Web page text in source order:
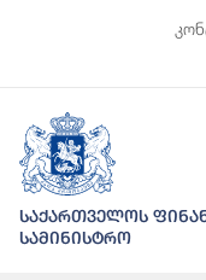
საქართველოს
სამინისტრო